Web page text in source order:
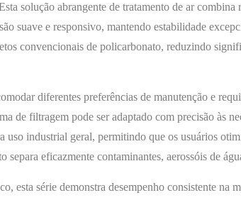
solução abrangente de tratamento de ar
suave e responsivo, mantendo estabilidade
convencionais de policarbonato, reduzindo
diferentes preferências de manutenção e
de filtragem pode ser adaptado com precisão às
industrial geral, permitindo que os usuários
eficazmente contaminantes, aerossóis de
esta série demonstra desempenho consistente na